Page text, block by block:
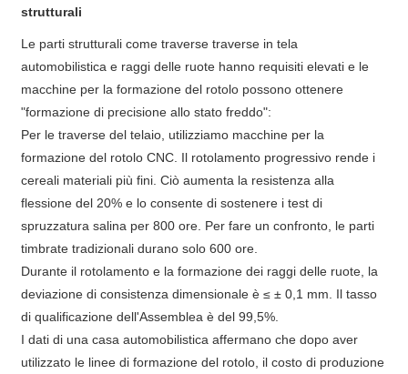
strutturali
Le parti strutturali come traverse traverse in tela
automobilistica e raggi delle ruote hanno requisiti elevati e le
macchine per la formazione del rotolo possono ottenere
"formazione di precisione allo stato freddo":
Per le traverse del telaio, utilizziamo macchine per la
formazione del rotolo CNC. Il rotolamento progressivo rende i
cereali materiali più fini. Ciò aumenta la resistenza alla
flessione del 20% e lo consente di sostenere i test di
spruzzatura salina per 800 ore. Per fare un confronto, le parti
timbrate tradizionali durano solo 600 ore.
Durante il rotolamento e la formazione dei raggi delle ruote, la
deviazione di consistenza dimensionale è ≤ ± 0,1 mm. Il tasso
di qualificazione dell'Assemblea è del 99,5%.
I dati di una casa automobilistica affermano che dopo aver
utilizzato le linee di formazione del rotolo, il costo di produzione